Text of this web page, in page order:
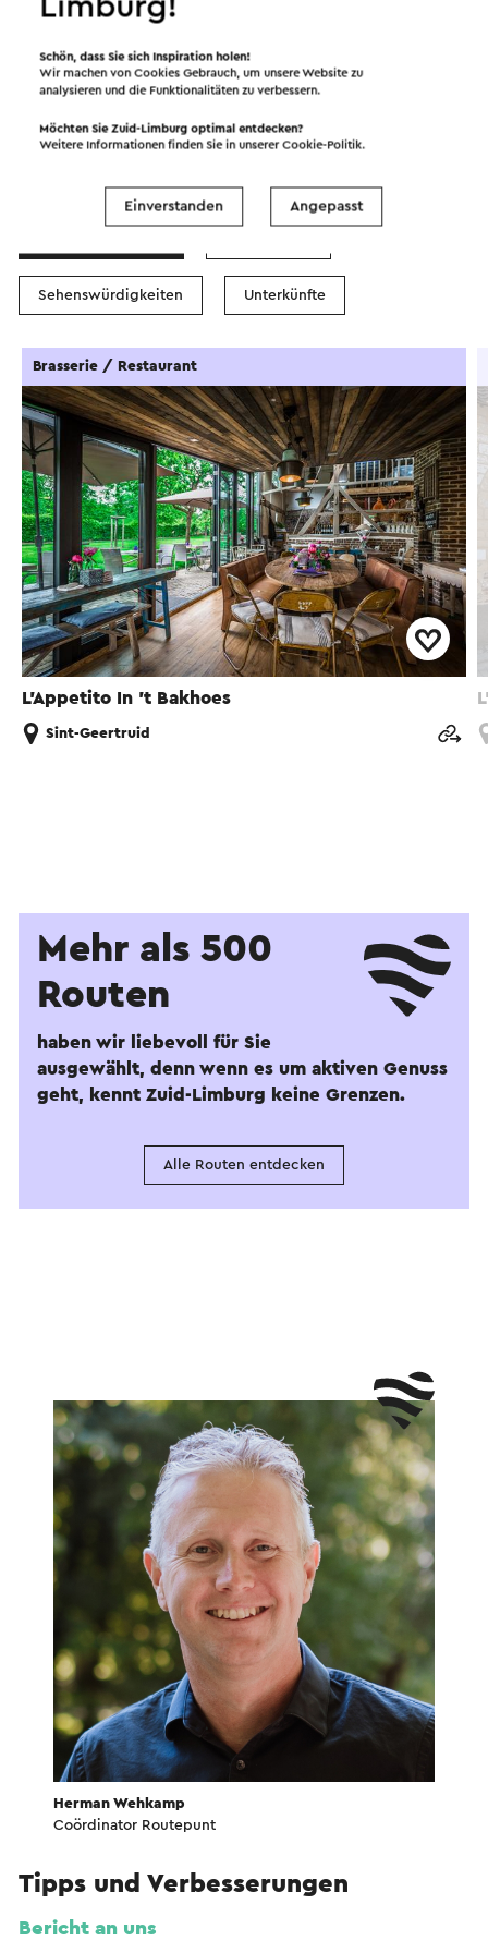
Sehenswürdigkeiten Unterkünfte
L'Appetito In 't Bakhoes
Brasserie / Restaurant
Sint-Geertruid
Mehr als 500
Routen
haben wir liebevoll für Sie
ausgewählt, denn wenn es um aktiven Genuss
geht, kennt Zuid-Limburg keine Grenzen.
Alle Routen entdecken
Herman Wehkamp
Coördinator Routepunt
Tipps und Verbesserungen
Bericht an uns
Schön, dass Sie sich Inspiration holen!
Wir machen von Cookies Gebrauch, um unsere Website zu
analysieren und die Funktionalitäten zu verbessern.
Möchten Sie Zuid-Limburg optimal entdecken?
Weitere Informationen finden Sie in unsererCookie-Politik.
Einverstanden Angepasst